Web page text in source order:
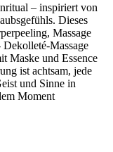
– inspiriert von
Dieses
Massage
Massage
Maske und Essence
ist achtsam, jede
und Sinne in
Moment